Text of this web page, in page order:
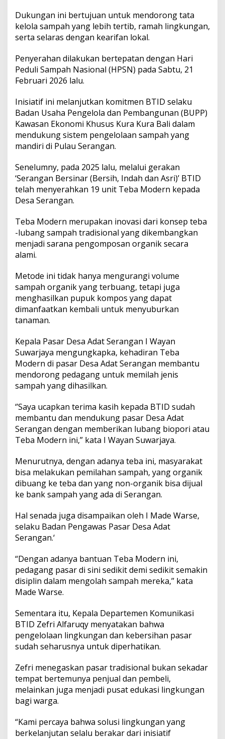
a
t
S
r
n
n
,
B
T
I
D
e
a
h
n
0
U
t
e
b
a
e
r
e
n
Dukungan ini bertujuan untuk mendorong tata
kelola sampah yang lebih tertib, ramah lingkungan,
serta selaras dengan kearifan lokal.
Penyerahan dilakukan bertepatan dengan Hari
Peduli Sampah Nasional (HPSN) pada Sabtu, 21
Februari 2026 lalu.
Inisiatif ini melanjutkan komitmen BTID selaku
Badan Usaha Pengelola dan Pembangunan (BUPP)
Kawasan Ekonomi Khusus Kura Kura Bali dalam
mendukung sistem pengelolaan sampah yang
mandiri di Pulau Serangan.
Senelumny, pada 2025 lalu, melalui gerakan
‘Serangan Bersinar (Bersih, Indah dan Asri)’ BTID
telah menyerahkan 19 unit Teba Modern kepada
Desa Serangan.
Teba Modern merupakan inovasi dari konsep teba
-lubang sampah tradisional yang dikembangkan
menjadi sarana pengomposan organik secara
alami.
Metode ini tidak hanya mengurangi volume
sampah organik yang terbuang, tetapi juga
menghasilkan pupuk kompos yang dapat
dimanfaatkan kembali untuk menyuburkan
tanaman.
Kepala Pasar Desa Adat Serangan I Wayan
Suwarjaya mengungkapka, kehadiran Teba
Modern di pasar Desa Adat Serangan membantu
mendorong pedagang untuk memilah jenis
sampah yang dihasilkan.
‘’Saya ucapkan terima kasih kepada BTID sudah
membantu dan mendukung pasar Desa Adat
Serangan dengan memberikan lubang biopori atau
Teba Modern ini,” kata I Wayan Suwarjaya.
Menurutnya, dengan adanya teba ini, masyarakat
bisa melakukan pemilahan sampah, yang organik
dibuang ke teba dan yang non-organik bisa dijual
ke bank sampah yang ada di Serangan.
Hal senada juga disampaikan oleh I Made Warse,
selaku Badan Pengawas Pasar Desa Adat
Serangan.‘
“Dengan adanya bantuan Teba Modern ini,
pedagang pasar di sini sedikit demi sedikit semakin
disiplin dalam mengolah sampah mereka,’’ kata
Made Warse.
Sementara itu, Kepala Departemen Komunikasi
BTID Zefri Alfaruqy menyatakan bahwa
pengelolaan lingkungan dan kebersihan pasar
sudah seharusnya untuk diperhatikan.
Zefri menegaskan pasar tradisional bukan sekadar
tempat bertemunya penjual dan pembeli,
melainkan juga menjadi pusat edukasi lingkungan
bagi warga.
“Kami percaya bahwa solusi lingkungan yang
berkelanjutan selalu berakar dari inisiatif